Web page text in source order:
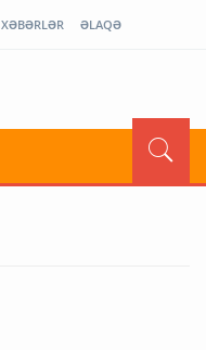
XƏBƏRLƏR ƏLAQƏ